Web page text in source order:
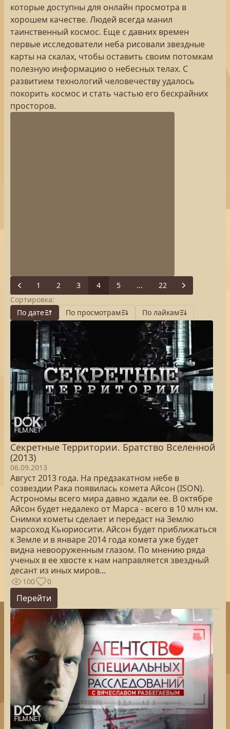
которые доступны для онлайн просмотра в
хорошем качестве. Людей всегда манил
таинственный космос. Еще с давних времен
первые исследователи неба рисовали звездные
карты на скалах, чтобы оставить своим потомкам
полезную информацию о небесных телах. С
развитием технологий человечеству удалось
покорить космос и стать частью его бескрайних
просторов.
Previous
1 2 3 4 5 ... 22
Next
Сортировка:
По дате
По просмотрам По лайкам
Секретные Территории. Братство Вселенной
(2013)
06.09.2013
Август 2013 года. На предзакатном небе в
созвездии Рака появилась комета Айсон (ISON).
Астрономы всего мира давно ждали ее. В октябре
Айсон будет недалеко от Марса - всего в 10 млн км.
Снимки кометы сделает и передаст на Землю
марсоход Кьюриосити. Айсон будет приближаться
к Земле и в январе 2014 года комета уже будет
видна невооруженным глазом. По мнению ряда
ученых в ее хвосте к нам направляется звездный
десант из иных миров...
100 0
Перейти